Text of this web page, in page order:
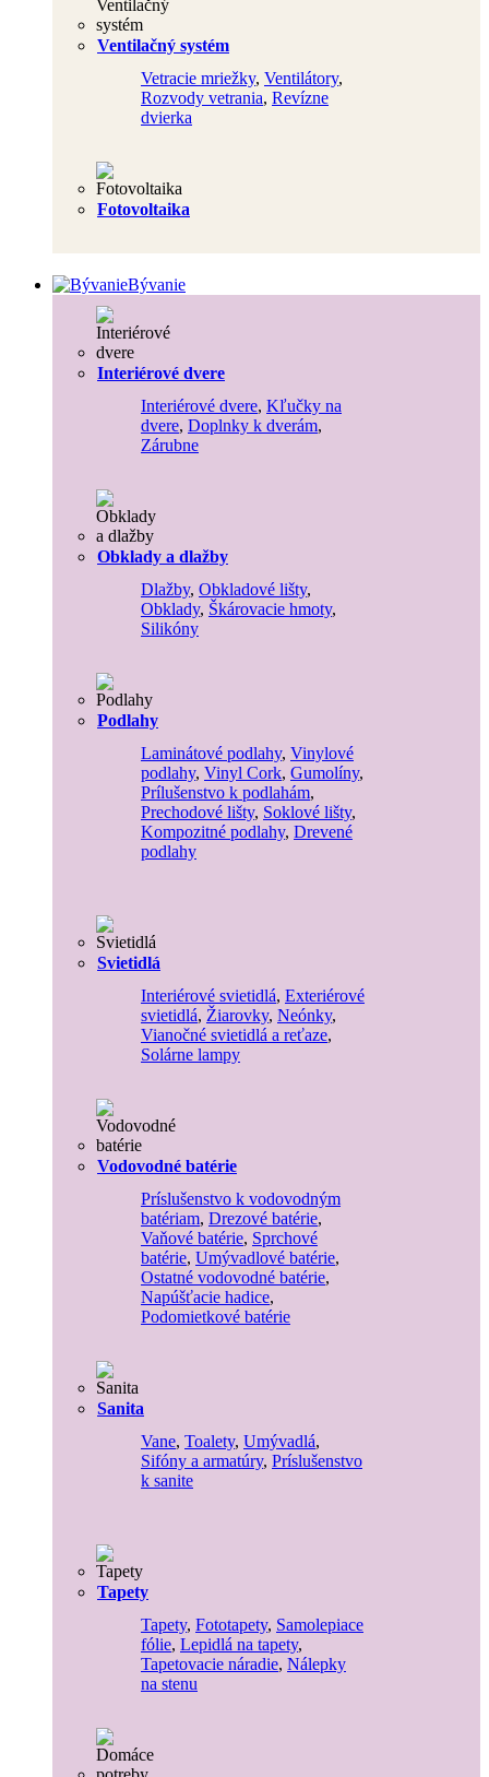
Ventilačný systém
Vetracie mriežky, Ventilátory,
Rozvody vetrania, Revízne
dvierka
Fotovoltaika
Bývanie
Interiérové dvere
Interiérové dvere, Kľučky na
dvere, Doplnky k dverám,
Zárubne
Obklady a dlažby
Dlažby, Obkladové lišty,
Obklady, Škárovacie hmoty,
Silikóny
Podlahy
Laminátové podlahy, Vinylové
podlahy, Vinyl Cork, Gumolíny,
Prílušenstvo k podlahám,
Prechodové lišty, Soklové lišty,
Kompozitné podlahy, Drevené
podlahy
Svietidlá
Interiérové svietidlá, Exteriérové
svietidlá, Žiarovky, Neónky,
Vianočné svietidlá a reťaze,
Solárne lampy
Vodovodné batérie
Príslušenstvo k vodovodným
batériam, Drezové batérie,
Vaňové batérie, Sprchové
batérie, Umývadlové batérie,
Ostatné vodovodné batérie,
Napúšťacie hadice,
Podomietkové batérie
Sanita
Vane, Toalety, Umývadlá,
Sifóny a armatúry, Príslušenstvo
k sanite
Tapety
Tapety, Fototapety, Samolepiace
fólie, Lepidlá na tapety,
Tapetovacie náradie, Nálepky
na stenu